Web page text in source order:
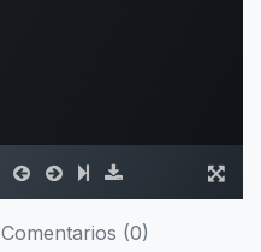
Comentarios (0)